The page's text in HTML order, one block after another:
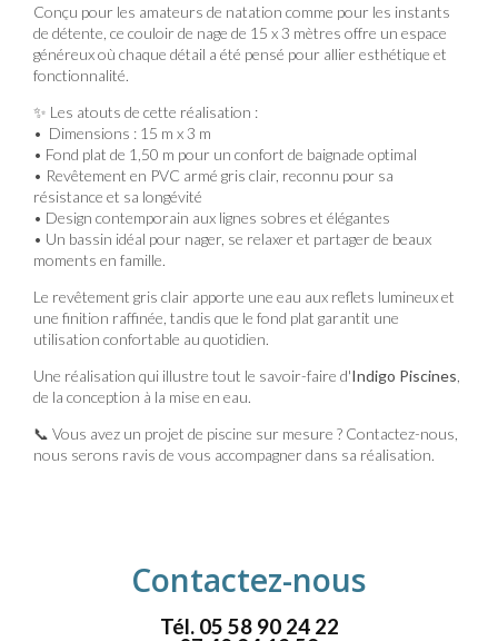
Conçu pour les amateurs de natation comme pour les instants
de détente, ce couloir de nage de 15 x 3 mètres offre un espace
généreux où chaque détail a été pensé pour allier esthétique et
fonctionnalité.
✨ Les atouts de cette réalisation :
• Dimensions : 15 m x 3 m
• Fond plat de 1,50 m pour un confort de baignade optimal
• Revêtement en PVC armé gris clair, reconnu pour sa
résistance et sa longévité
• Design contemporain aux lignes sobres et élégantes
• Un bassin idéal pour nager, se relaxer et partager de beaux
moments en famille.
Le revêtement gris clair apporte une eau aux reflets lumineux et
une finition raffinée, tandis que le fond plat garantit une
utilisation confortable au quotidien.
Une réalisation qui illustre tout le savoir-faire d'Indigo Piscines
de la conception à la mise en eau.
📞 Vous avez un projet de piscine sur mesure ? Contactez-nous,
nous serons ravis de vous accompagner dans sa réalisation.
Contactez-nous
Tél. 05 58 90 24 22